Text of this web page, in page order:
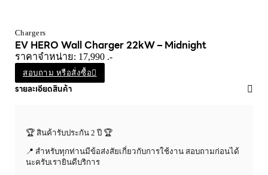
Chargers
EV HERO Wall Charger 22kW – Midnight
ราคาจำหน่าย: 17,990 .-
สอบถาม หรือสั่งซื้อ
รายละเอียดสินค้า
🏆 สินค้ารับประกัน 2 ปี 🏆
📍 สำหรับทุกท่านมีข้อส่งสัยเกี่ยวกับการใช้งาน สอบถามก่อนได้
นะครับเรายินดีบริการ